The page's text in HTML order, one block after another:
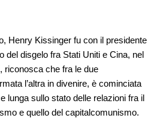
Henry Kissinger fu con il presidente
del disgelo fra Stati Uniti e Cina, nel
riconosca che fra le due
l’altra in divenire, è cominciata
lunga sullo stato delle relazioni fra il
e quello del capitalcomunismo.